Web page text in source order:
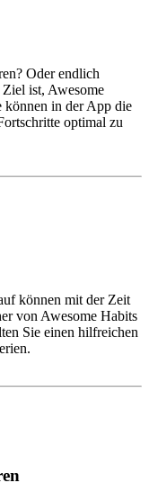
Oder endlich
ist, Awesome
in der App die
optimal zu
können mit der Zeit
von Awesome Habits
Sie einen hilfreichen